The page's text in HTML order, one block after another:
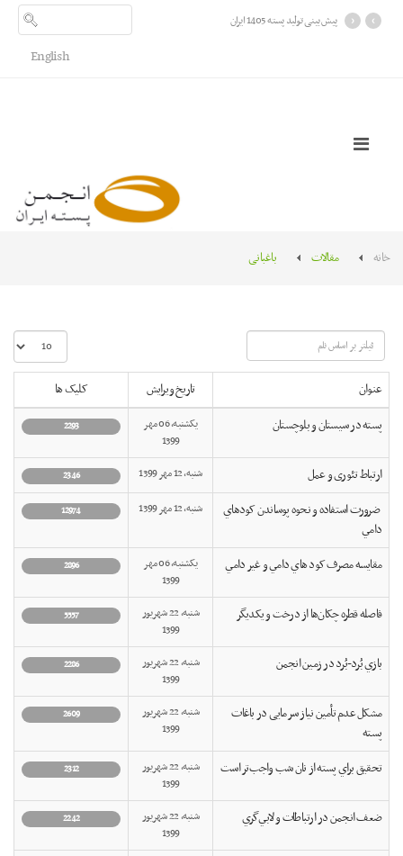
پیش بینی تولید پسته 1405 ایران ›
‹
English
خانه مقالات باغبانی
فیلتر
بر
اساس
نام
نمایش
#
عنوان
تاریخ ویرایش
کلیک ها
پسته در سيستان و بلوچستان
یکشنبه, 06 مهر
1399
2293
ارتباط تئوری و عمل شنبه, 12 مهر 1399 2346
ضرورت استفاده و نحوه پوساندن کودهاي
دامي
شنبه, 12 مهر 1399 12974
مقايسه مصرف کود هاي دامي و غير دامي
یکشنبه, 06 مهر
1399
2896
فاصله قطره چکان‌ها از درخت و يکديگر
شنبه, 22 شهریور
1399
5557
بازي بُرد-بُرد در زمين انجمن
شنبه, 22 شهریور
1399
2286
مشکل عدم تأمین نیاز سرمایی در باغات
پسته
شنبه, 22 شهریور
1399
2609
تحقيق براي پسته از نان شب واجب‌تر است
شنبه, 22 شهریور
1399
2312
ضعف انجمن در ارتباطات و لابي‌گري
شنبه, 22 شهریور
1399
2242